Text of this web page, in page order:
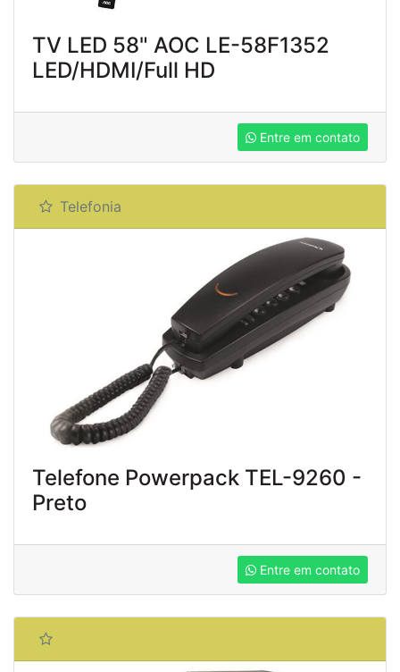
TV LED 58" AOC LE-58F1352
LED/HDMI/Full HD
Entre em contato
Telefonia
Telefone Powerpack TEL-9260 -
Preto
Entre em contato